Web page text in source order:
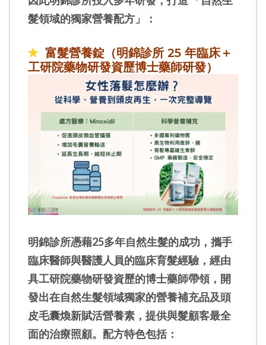
髮領域的獨家營養配方」：
✯ 富髮營養錠（明錦診所 25 年臨床＋
工研院藥物研發資歷博士藥師研發）
明錦診所憑藉25多年自然生髮的成功，攜手
臨床醫師與醫護人員的臨床育髮經驗，經由
具工研院藥物研發資歷的博士藥師帶領，開
發出在自然生髮領域獨家的營養補充品及頭
皮毛囊煥新賦活營養素，提供與髮顧客最全
面的治療照顧。配方特色包括：